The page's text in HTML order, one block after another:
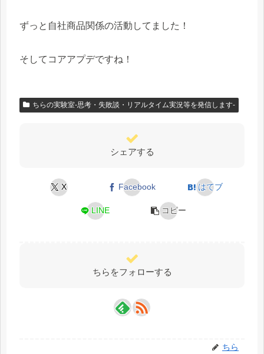
ずっと自社商品関係の活動してました！
そしてコアアプデですね！
ちらの実験室-思考・失敗談・リアルタイム実況等を発信します-
シェアする
X Facebook はてブ
LINE コピー
ちらをフォローする
ちら